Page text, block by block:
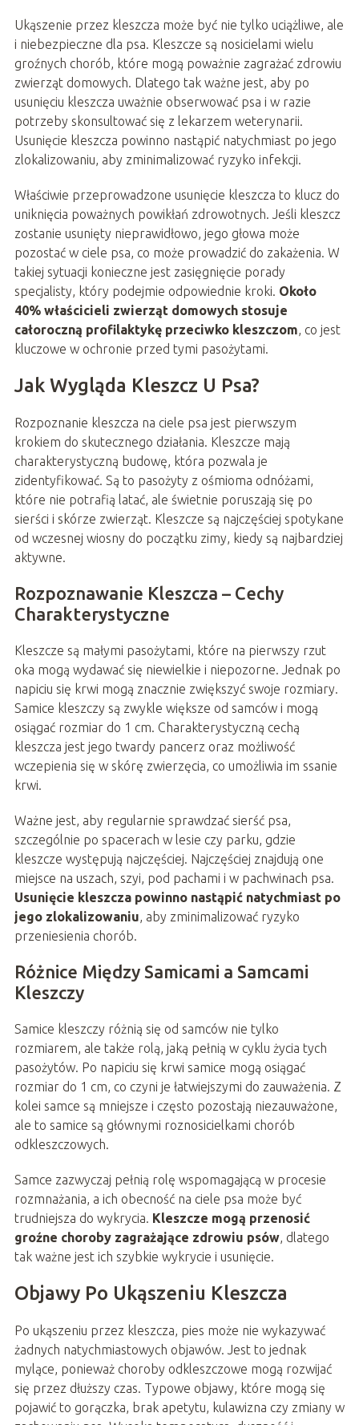
Ukąszenie przez kleszcza może być nie tylko uciążliwe, ale
i niebezpieczne dla psa. Kleszcze są nosicielami wielu
groźnych chorób, które mogą poważnie zagrażać zdrowiu
zwierząt domowych. Dlatego tak ważne jest, aby po
usunięciu kleszcza uważnie obserwować psa i w razie
potrzeby skonsultować się z lekarzem weterynarii.
Usunięcie kleszcza powinno nastąpić natychmiast po jego
zlokalizowaniu, aby zminimalizować ryzyko infekcji.
Właściwie przeprowadzone usunięcie kleszcza to klucz do
uniknięcia poważnych powikłań zdrowotnych. Jeśli kleszcz
zostanie usunięty nieprawidłowo, jego głowa może
pozostać w ciele psa, co może prowadzić do zakażenia. W
takiej sytuacji konieczne jest zasięgnięcie porady
specjalisty, który podejmie odpowiednie kroki. Około
40% właścicieli zwierząt domowych stosuje
całoroczną profilaktykę przeciwko kleszczom, co jest
kluczowe w ochronie przed tymi pasożytami.
Jak Wygląda Kleszcz U Psa?
Rozpoznanie kleszcza na ciele psa jest pierwszym
krokiem do skutecznego działania. Kleszcze mają
charakterystyczną budowę, która pozwala je
zidentyfikować. Są to pasożyty z ośmioma odnóżami,
które nie potrafią latać, ale świetnie poruszają się po
sierści i skórze zwierząt. Kleszcze są najczęściej spotykane
od wczesnej wiosny do początku zimy, kiedy są najbardziej
aktywne.
Rozpoznawanie Kleszcza – Cechy
Charakterystyczne
Kleszcze są małymi pasożytami, które na pierwszy rzut
oka mogą wydawać się niewielkie i niepozorne. Jednak po
napiciu się krwi mogą znacznie zwiększyć swoje rozmiary.
Samice kleszczy są zwykle większe od samców i mogą
osiągać rozmiar do 1 cm. Charakterystyczną cechą
kleszcza jest jego twardy pancerz oraz możliwość
wczepienia się w skórę zwierzęcia, co umożliwia im ssanie
krwi.
Ważne jest, aby regularnie sprawdzać sierść psa,
szczególnie po spacerach w lesie czy parku, gdzie
kleszcze występują najczęściej. Najczęściej znajdują one
miejsce na uszach, szyi, pod pachami i w pachwinach psa.
Usunięcie kleszcza powinno nastąpić natychmiast po
jego zlokalizowaniu, aby zminimalizować ryzyko
przeniesienia chorób.
Różnice Między Samicami a Samcami
Kleszczy
Samice kleszczy różnią się od samców nie tylko
rozmiarem, ale także rolą, jaką pełnią w cyklu życia tych
pasożytów. Po napiciu się krwi samice mogą osiągać
rozmiar do 1 cm, co czyni je łatwiejszymi do zauważenia. Z
kolei samce są mniejsze i często pozostają niezauważone,
ale to samice są głównymi roznosicielkami chorób
odkleszczowych.
Samce zazwyczaj pełnią rolę wspomagającą w procesie
rozmnażania, a ich obecność na ciele psa może być
trudniejsza do wykrycia. Kleszcze mogą przenosić
groźne choroby zagrażające zdrowiu psów, dlatego
tak ważne jest ich szybkie wykrycie i usunięcie.
Objawy Po Ukąszeniu Kleszcza
Po ukąszeniu przez kleszcza, pies może nie wykazywać
żadnych natychmiastowych objawów. Jest to jednak
mylące, ponieważ choroby odkleszczowe mogą rozwijać
się przez dłuższy czas. Typowe objawy, które mogą się
pojawić to gorączka, brak apetytu, kulawizna czy zmiany w